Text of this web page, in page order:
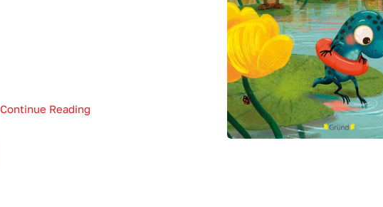
Continue Reading